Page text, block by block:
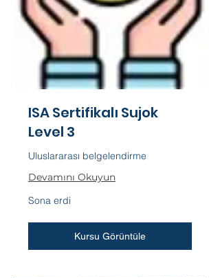
ISA Sertifikalı Sujok
Level 3
Uluslararası belgelendirme
Devamını Okuyun
Sona erdi
Kursu Görüntüle